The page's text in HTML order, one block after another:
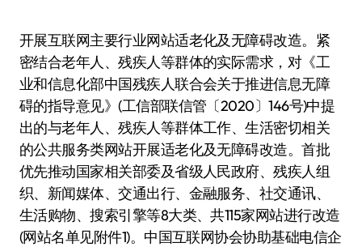
开展互联网主要行业网站适老化及无障碍改造。紧
密结合老年人、残疾人等群体的实际需求，对《工
业和信息化部中国残疾人联合会关于推进信息无障
碍的指导意见》(工信部联信管〔2020〕146号)中提
出的与老年人、残疾人等群体工作、生活密切相关
的公共服务类网站开展适老化及无障碍改造。首批
优先推动国家相关部委及省级人民政府、残疾人组
织、新闻媒体、交通出行、金融服务、社交通讯、
生活购物、搜索引擎等8大类、共115家网站进行改造
(网站名单见附件1)。中国互联网协会协助基础电信企